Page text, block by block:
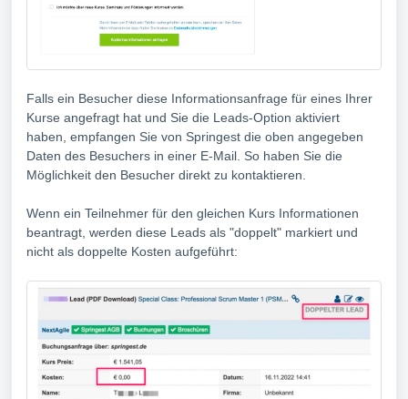
Falls ein Besucher diese Informationsanfrage für eines Ihrer
Kurse angefragt hat und Sie die Leads-Option aktiviert
haben, empfangen Sie von Springest die oben angegeben
Daten des Besuchers in einer E-Mail. So haben Sie die
Möglichkeit den Besucher direkt zu kontaktieren.
Wenn ein Teilnehmer für den gleichen Kurs Informationen
beantragt, werden diese Leads als "doppelt" markiert und
nicht als doppelte Kosten aufgeführt: